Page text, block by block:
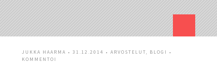
JUKKA HAARMA • 31.12.2014 • ARVOSTELUT, BLOGI
•
KOMMENTOI